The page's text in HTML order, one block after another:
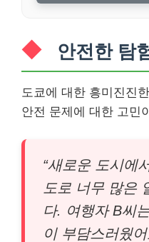
안전한 탐
도쿄에 대한 흥미진진
안전 문제에 대한 고민
“새로운 도시에
도로 너무 많은
다. 여행자 B씨
이 부담스러웠